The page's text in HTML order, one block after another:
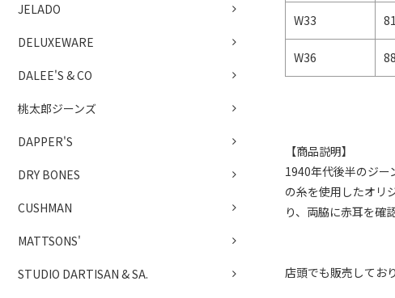
JELADO
DELUXEWARE
DALEE'S & CO
桃太郎ジーンズ
DAPPER'S
DRY BONES
CUSHMAN
MATTSONS'
STUDIO DARTISAN & SA.
W33
W36
【商品説明】
1940年代後半のジ
の糸を使用したオリ
り、両脇に赤耳を確
店頭でも販売してお